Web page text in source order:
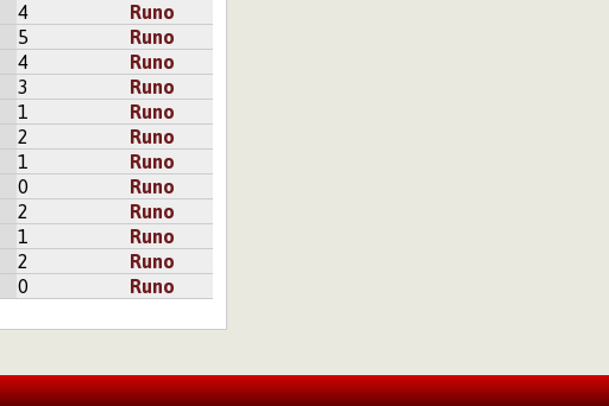
4
Runo
5
Runo
4
Runo
3
Runo
1
Runo
2
Runo
1
Runo
0
Runo
2
Runo
1
Runo
2
Runo
0 Runo